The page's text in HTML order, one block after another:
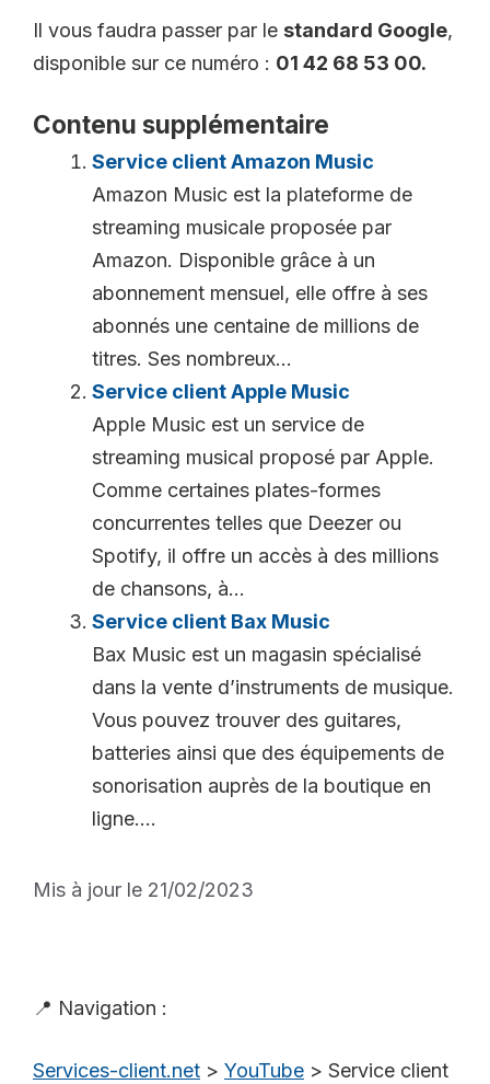
Il vous faudra passer par le standard Google,
disponible sur ce numéro : 01 42 68 53 00.
Contenu supplémentaire
Service client Amazon Music
Amazon Music est la plateforme de
streaming musicale proposée par
Amazon. Disponible grâce à un
abonnement mensuel, elle offre à ses
abonnés une centaine de millions de
titres. Ses nombreux...
Service client Apple Music
Apple Music est un service de
streaming musical proposé par Apple.
Comme certaines plates-formes
concurrentes telles que Deezer ou
Spotify, il offre un accès à des millions
de chansons, à...
Service client Bax Music
Bax Music est un magasin spécialisé
dans la vente d’instruments de musique.
Vous pouvez trouver des guitares,
batteries ainsi que des équipements de
sonorisation auprès de la boutique en
ligne....
Mis à jour le 21/02/2023
📍 Navigation :
Services-client.net > YouTube > Service client